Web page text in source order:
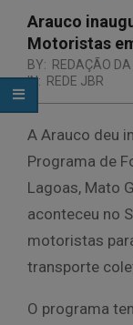
Arauco
Motoristas
BY: REDAÇÃO
IN: REDE JBR
A Arauco deu
Programa de
Lagoas, Mato
aconteceu no
motoristas
transporte
O programa